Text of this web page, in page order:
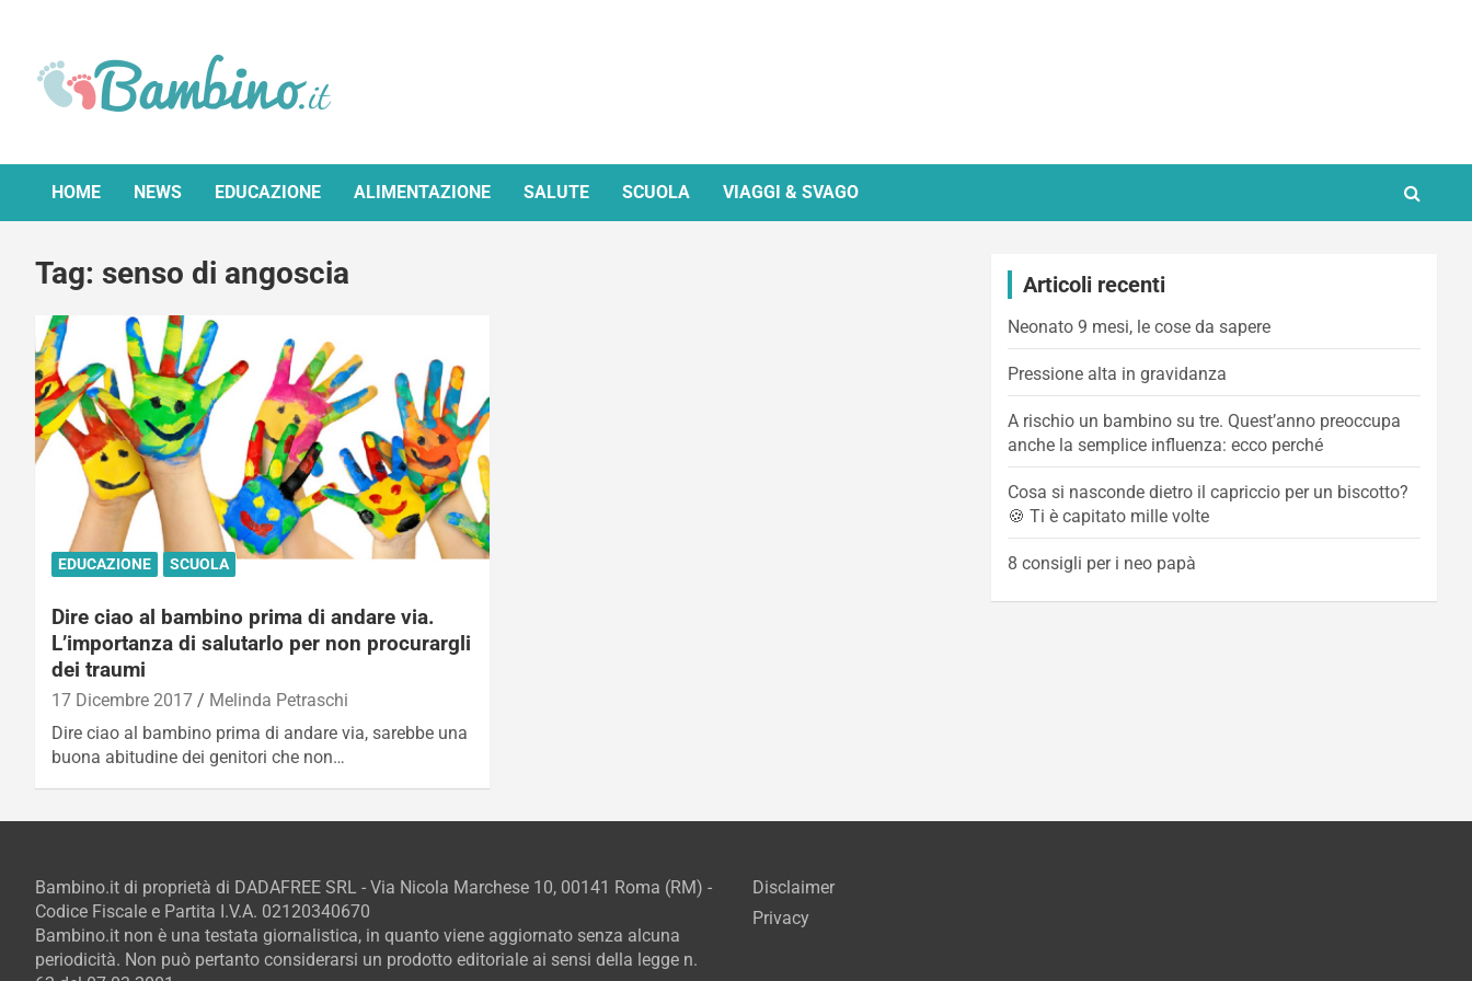
content
Bambino.it
HOME NEWS EDUCAZIONE ALIMENTAZIONE SALUTE SCUOLA VIAGGI & SVAGO
Tag: senso di angoscia
EDUCAZIONE SCUOLA
Dire ciao al bambino prima di andare via.
L’importanza di salutarlo per non procurargli
dei traumi
17 Dicembre 2017
Melinda Petraschi
Dire ciao al bambino prima di andare via, sarebbe una
buona abitudine dei genitori che non…
Articoli recenti
Neonato 9 mesi, le cose da sapere
Pressione alta in gravidanza
A rischio un bambino su tre. Quest’anno preoccupa
anche la semplice influenza: ecco perché
Cosa si nasconde dietro il capriccio per un biscotto?
🍪 Ti è capitato mille volte
8 consigli per i neo papà
Bambino.it di proprietà di DADAFREE SRL - Via Nicola Marchese 10, 00141 Roma (RM) -
Codice Fiscale e Partita I.V.A. 02120340670
Bambino.it non è una testata giornalistica, in quanto viene aggiornato senza alcuna
periodicità. Non può pertanto considerarsi un prodotto editoriale ai sensi della legge n.
Disclaimer
Privacy